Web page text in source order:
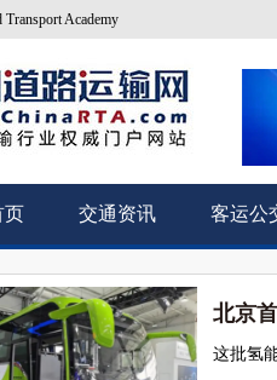
Transport Academy
页 交通资讯 客运公
北京
这批氢